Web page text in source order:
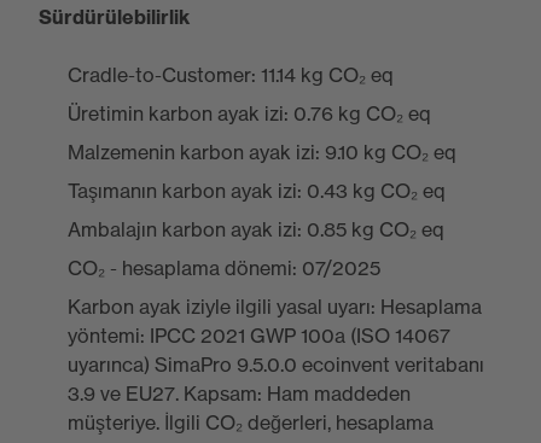
Sürdürülebilirlik
Cradle-to-Customer: 11.14 kg CO₂ eq
Üretimin karbon ayak izi: 0.76 kg CO₂ eq
Malzemenin karbon ayak izi: 9.10 kg CO₂ eq
Taşımanın karbon ayak izi: 0.43 kg CO₂ eq
Ambalajın karbon ayak izi: 0.85 kg CO₂ eq
CO₂ - hesaplama dönemi: 07/2025
Karbon ayak iziyle ilgili yasal uyarı: Hesaplama
yöntemi: IPCC 2021 GWP 100a (ISO 14067
uyarınca) SimaPro 9.5.0.0 ecoinvent veritabanı
3.9 ve EU27. Kapsam: Ham maddeden
müşteriye. İlgili CO₂ değerleri, hesaplama